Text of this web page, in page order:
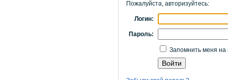
Пожалуйста, авторизуйтесь:
Логин:
Пароль:
Запомнить меня на